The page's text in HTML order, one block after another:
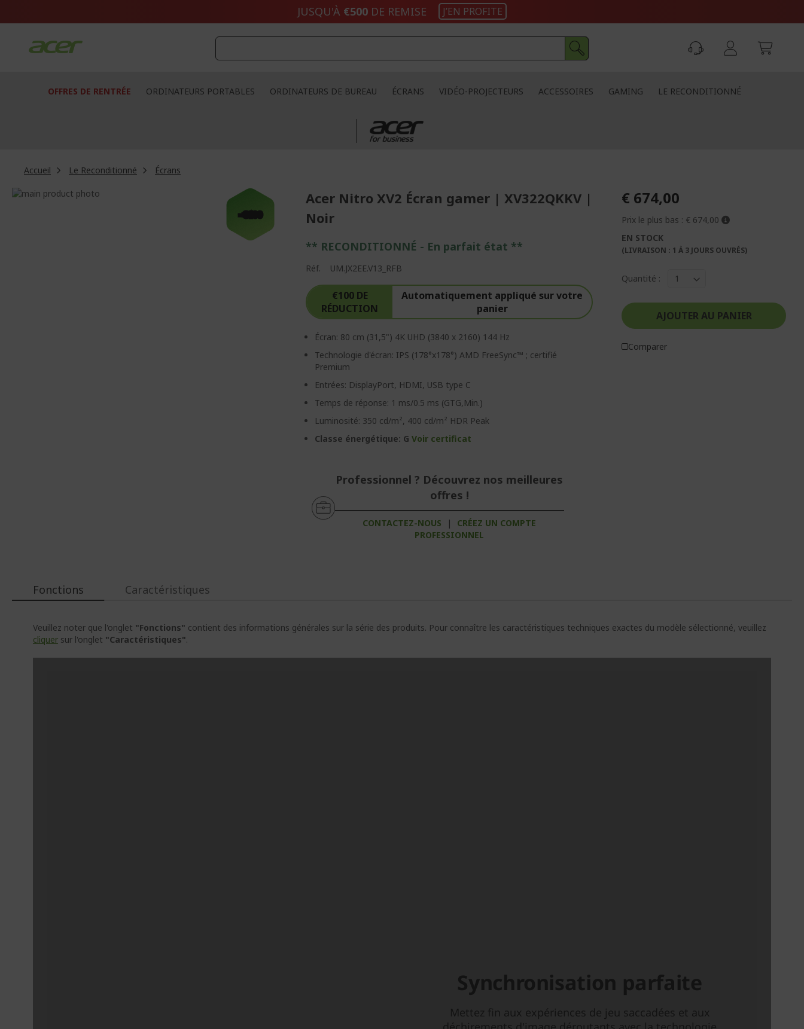
JUSQU'À €500 DE REMISE J’EN PROFITE
OFFRES DE RENTRÉE ORDINATEURS PORTABLES ORDINATEURS DE BUREAU ÉCRANS VIDÉO-PROJECTEURS ACCESSOIRES GAMING LE RECONDITIONNÉ
Accueil Le Reconditionné
Écrans
Passer
-€100
Acer Nitro XV2 Écran gamer | XV322QKKV |
Noir
** RECONDITIONNÉ - En parfait état **
Réf. UM.JX2EE.V13_RFB
€100 DE
RÉDUCTION
Automatiquement appliqué sur votre
panier
Écran: 80 cm (31,5") 4K UHD (3840 x 2160) 144 Hz
Technologie d'écran: IPS (178°x178°) AMD FreeSync™ ; certifié
Premium
Entrées: DisplayPort, HDMI, USB type C
Temps de réponse: 1 ms/0.5 ms (GTG,Min.)
Luminosité: 350 cd/m², 400 cd/m² HDR Peak
Classe énergétique: GVoir certificat
Professionnel ? Découvrez nos meilleures
offres !
CONTACTEZ-NOUS |
CRÉEZ UN COMPTE
PROFESSIONNEL
€ 674,00
Prix le plus bas : € 674,00
EN STOCK
(LIVRAISON : 1 À 3 JOURS OUVRÉS)
Quantité :
AJOUTER AU PANIER
Comparer
Fonctions
Veuillez noter que l'onglet "Fonctions" contient des informations générales sur la série des produits. Pour connaître les caractéristiques techniques exactes du modèle sélectionné, veuillez
cliquer sur l'onglet "Caractéristiques".
Caractéristiques